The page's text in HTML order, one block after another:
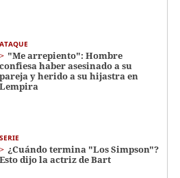
ATAQUE
"Me arrepiento": Hombre
confiesa haber asesinado a su
pareja y herido a su hijastra en
Lempira
SERIE
¿Cuándo termina "Los Simpson"?
Esto dijo la actriz de Bart